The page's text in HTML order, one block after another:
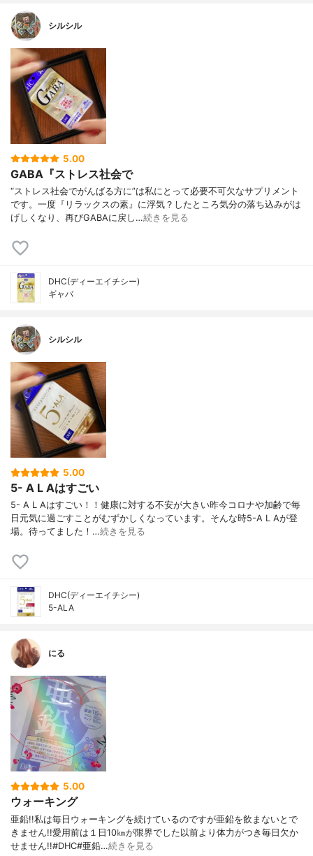
シルシル
5.00
GABA『ストレス社会で
“ストレス社会でがんばる方に”は私にとって必要不可欠なサプリメント
です。一度『リラックスの素』に浮気？したところ気分の落ち込みがは
げしくなり、再びGABAに戻し…続きを見る
DHC(ディーエイチシー)
ギャバ
シルシル
5.00
5- A L Aはすごい
5- A L Aはすごい！！健康に対する不安が大きい昨今コロナや加齢で毎
日元気に過ごすことがむずかしくなっています。そんな時5-A L Aが登
場。待ってました！…続きを見る
DHC(ディーエイチシー)
5-ALA
にる
5.00
ウォーキング
亜鉛!!私は毎日ウォーキングを続けているのですが亜鉛を飲まないとで
きません!!愛用前は１日10㎞が限界でした以前より体力がつき毎日欠か
せません!!#DHC#亜鉛…続きを見る